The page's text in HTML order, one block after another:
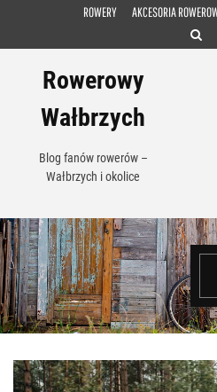
ROWERY AKCESORIA
Rowerowy
Wałbrzych
Blog fanów rowerów –
Wałbrzych i okolice